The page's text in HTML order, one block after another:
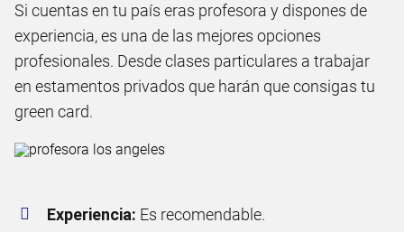
Si cuentas en tu país eras profesora y dispones de
experiencia, es una de las mejores opciones
profesionales. Desde clases particulares a trabajar
en estamentos privados que harán que consigas tu
green card.
Experiencia: Es recomendable.